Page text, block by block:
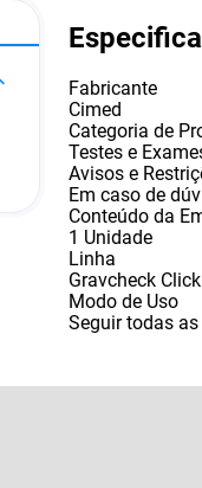
Fabricante
Cimed
Categoria de
Testes e
Avisos e
Em caso de
Conteúdo da
1 Unidade
Linha
Gravcheck Click
Modo de Uso
Seguir todas